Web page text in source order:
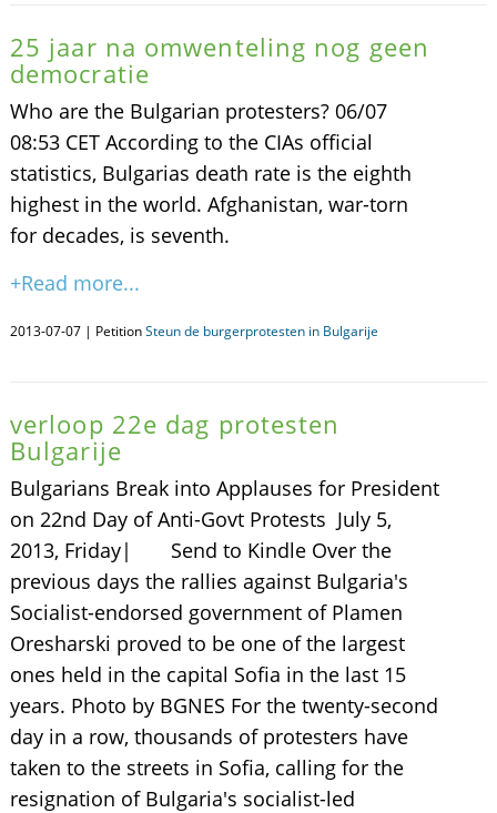
25 jaar na omwenteling nog geen
democratie
Who are the Bulgarian protesters? 06/07
08:53 CET According to the CIAs official
statistics, Bulgarias death rate is the eighth
highest in the world. Afghanistan, war-torn
for decades, is seventh.
+Read more...
2013-07-07 | PetitionSteun de burgerprotesten in Bulgarije
verloop 22e dag protesten
Bulgarije
Bulgarians Break into Applauses for President
on 22nd Day of Anti-Govt Protests July 5,
2013, Friday| Send to Kindle Over the
previous days the rallies against Bulgaria's
Socialist-endorsed government of Plamen
Oresharski proved to be one of the largest
ones held in the capital Sofia in the last 15
years. Photo by BGNES For the twenty-second
day in a row, thousands of protesters have
taken to the streets in Sofia, calling for the
resignation of Bulgaria's socialist-led